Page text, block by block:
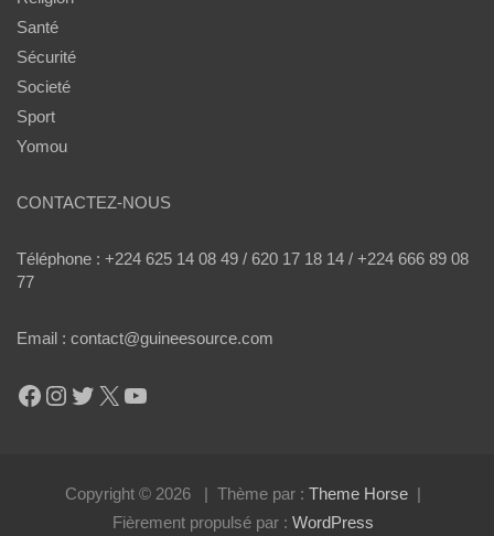
Santé
Sécurité
Societé
Sport
Yomou
CONTACTEZ-NOUS
Téléphone : +224 625 14 08 49 / 620 17 18 14 / +224 666 89 08
77
Email : contact@guineesource.com
Facebook
Instagram
Twitter
X YouTube
Copyright © 2026 Thème par : Theme Horse
Fièrement propulsé par : WordPress